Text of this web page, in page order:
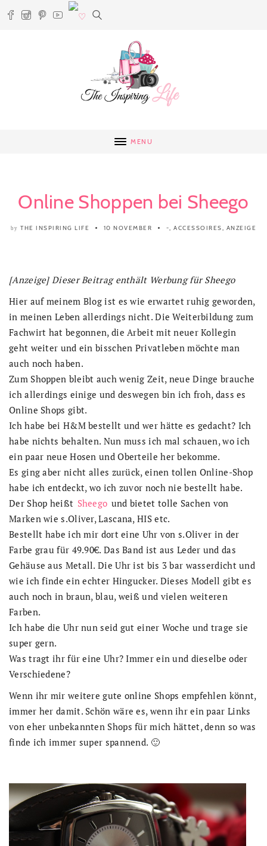
MENU
Online Shoppen bei Sheego
by THE INSPIRING LIFE 10 NOVEMBER -,ACCESSOIRES, ANZEIGE
[Anzeige] Dieser Beitrag enthält Werbung für Sheego
Hier auf meinem Blog ist es wie erwartet ruhig geworden,
in meinen Leben allerdings nicht. Die Weiterbildung zum
Fachwirt hat begonnen, die Arbeit mit neuer Kollegin
geht weiter und ein bisschen Privatleben möchte man
auch noch haben.
Zum Shoppen bleibt auch wenig Zeit, neue Dinge brauche
ich allerdings einige und deswegen bin ich froh, dass es
Online Shops gibt.
Ich habe bei H&M bestellt und wer hätte es gedacht? Ich
habe nichts behalten. Nun muss ich mal schauen, wo ich
ein paar neue Hosen und Oberteile her bekomme.
Es ging aber nicht alles zurück, einen tollen Online-Shop
habe ich entdeckt, wo ich zuvor noch nie bestellt habe.
Der Shop heißt Sheego und bietet tolle Sachen von
Marken wie s.Oliver, Lascana, HIS etc.
Bestellt habe ich mir dort eine Uhr von s.Oliver in der
Farbe grau für 49.90€. Das Band ist aus Leder und das
Gehäuse aus Metall. Die Uhr ist bis 3 bar wasserdicht und
wie ich finde ein echter Hingucker. Dieses Modell gibt es
auch noch in braun, blau, weiß und vielen weiteren
Farben.
Ich habe die Uhr nun seid gut einer Woche und trage sie
super gern.
Was tragt ihr für eine Uhr? Immer ein und dieselbe oder
Verschiedene?
Wenn ihr mir weitere gute online Shops empfehlen könnt,
immer her damit. Schön wäre es, wenn ihr ein paar Links
von eher unbekannten Shops für mich hättet, denn so was
finde ich immer super spannend. 🙂